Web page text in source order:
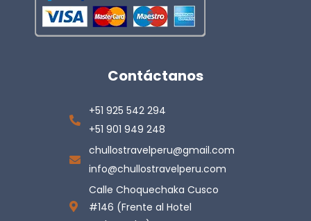
Contáctanos
+51 925 542 294
+51 901 949 248
chullostravelperu@gmail.com
info@chullostravelperu.com
Calle Choquechaka Cusco
#146 (Frente al Hotel